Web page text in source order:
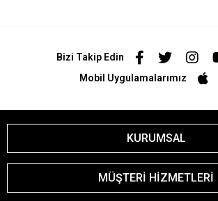
Bizi Takip Edin
Mobil Uygulamalarımız
KURUMSAL
MÜŞTERİ HİZMETLERİ